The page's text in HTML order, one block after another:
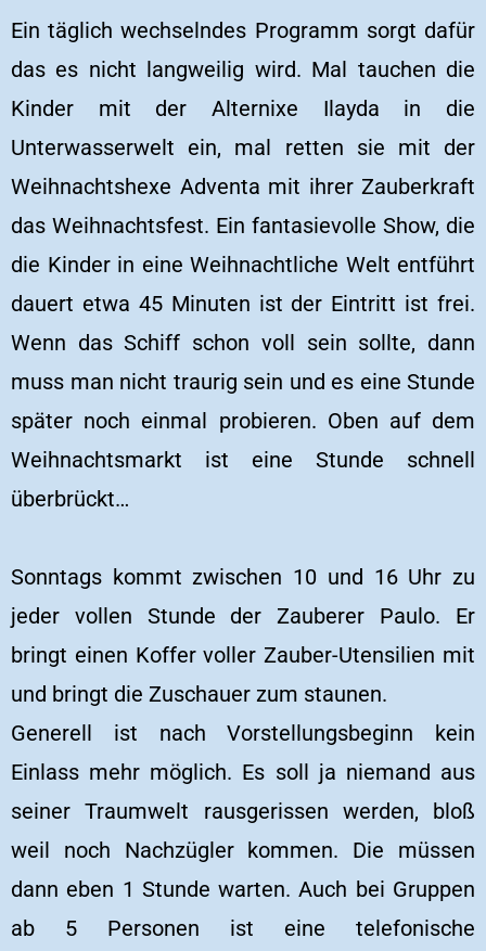
Ein täglich wechselndes Programm sorgt dafür
das es nicht langweilig wird. Mal tauchen die
Kinder mit der Alternixe Ilayda in die
Unterwasserwelt ein, mal retten sie mit der
Weihnachtshexe Adventa mit ihrer Zauberkraft
das Weihnachtsfest. Ein fantasievolle Show, die
die Kinder in eine Weihnachtliche Welt entführt
dauert etwa 45 Minuten ist der Eintritt ist frei.
Wenn das Schiff schon voll sein sollte, dann
muss man nicht traurig sein und es eine Stunde
später noch einmal probieren. Oben auf dem
Weihnachtsmarkt ist eine Stunde schnell
überbrückt…
Sonntags kommt zwischen 10 und 16 Uhr zu
jeder vollen Stunde der Zauberer Paulo. Er
bringt einen Koffer voller Zauber-Utensilien mit
und bringt die Zuschauer zum staunen.
Generell ist nach Vorstellungsbeginn kein
Einlass mehr möglich. Es soll ja niemand aus
seiner Traumwelt rausgerissen werden, bloß
weil noch Nachzügler kommen. Die müssen
dann eben 1 Stunde warten. Auch bei Gruppen
ab 5 Personen ist eine telefonische